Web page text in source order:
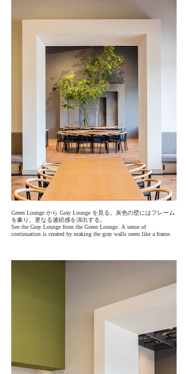
Green Lounge から Gray Lounge を見る。灰色の壁にはフレーム
を象り、更なる連続感を演出する。
See the Gray Lounge from the Green Lounge. A sense of
continuation is created by making the gray walls seem like a frame.